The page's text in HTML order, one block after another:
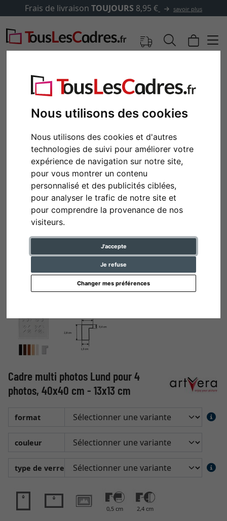
Nous utilisons des cookies
Nous utilisons des cookies et d'autres
technologies de suivi pour améliorer votre
expérience de navigation sur notre site,
pour vous montrer un contenu
personnalisé et des publicités ciblées,
pour analyser le trafic de notre site et
pour comprendre la provenance de nos
visiteurs.
J'accepte
Je refuse
Changer mes préférences
Frais de livraison TOUJOURS 8,95 € savoir plus
Retour
Cadre multi photos Lund pour 4
photos, 40x40 cm - 13x13 cm
format
couleur
type de verre
0,5 cm 2,4 cm